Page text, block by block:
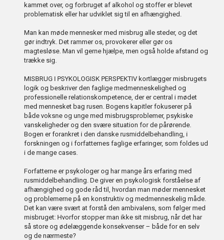
kammet over, og forbruget af alkohol og stoffer er blevet
problematisk eller har udviklet sig til en afhængighed.
Man kan møde mennesker med misbrug alle steder, og det
gør indtryk. Det rammer os, provokerer eller gør os
magtesløse. Man vil gerne hjælpe, men også holde afstand og
trække sig.
MISBRUG I PSYKOLOGISK PERSPEKTIV kortlægger misbrugets
logik og beskriver den faglige medmenneskelighed og
professionelle relationskompetence, der er central i mødet
med mennesket bag rusen. Bogens kapitler fokuserer på
både voksne og unge med misbrugsproblemer, psykiske
vanskeligheder og den svære situation for de pårørende.
Bogen er forankret i den danske rusmiddelbehandling, i
forskningen og i forfatternes faglige erfaringer, som foldes ud
i de mange cases.
Forfatterne er psykologer og har mange års erfaring med
rusmiddelbehandling. De giver en psykologisk forståelse af
afhængighed og gode råd til, hvordan man møder mennesket
og problemerne på en konstruktiv og medmenneskelig måde.
Det kan være svært at forstå den ambivalens, som følger med
misbruget: Hvorfor stopper man ikke sit misbrug, når det har
så store og ødelæggende konsekvenser – både for en selv
og de nærmeste?